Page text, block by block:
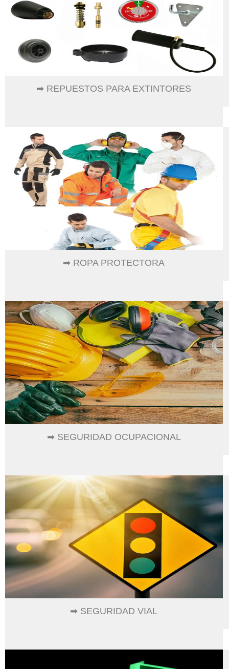
➡ REPUESTOS PARA EXTINTORES
➡ ROPA PROTECTORA
➡ SEGURIDAD OCUPACIONAL
➡ SEGURIDAD VIAL